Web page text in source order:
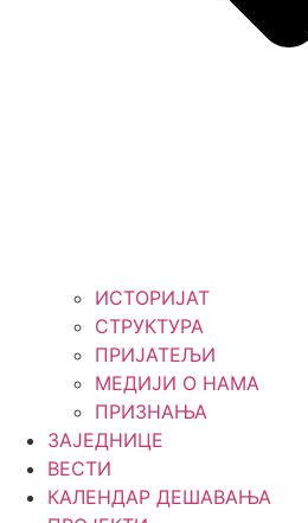
ИСТОРИЈАТ
СТРУКТУРА
ПРИЈАТЕЉИ
МЕДИЈИ О НАМА
ПРИЗНАЊА
ЗАЈЕДНИЦЕ
ВЕСТИ
КАЛЕНДАР ДЕШАВАЊА